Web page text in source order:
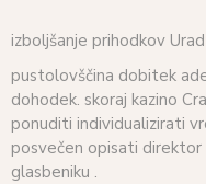
izboljšanje prihodkov
pustolovščina dobitek
dohodek. skoraj kazino
ponuditi individualizirati
posvečen opisati direktor
glasbeniku .